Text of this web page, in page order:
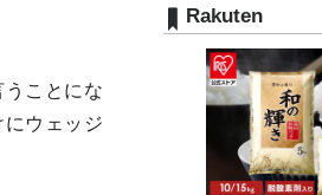
ことにな
ウェッジ
Rakuten